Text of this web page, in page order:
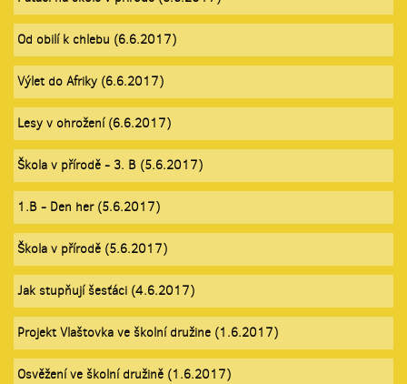
Od obilí k chlebu (6.6.2017)
Výlet do Afriky (6.6.2017)
Lesy v ohrožení (6.6.2017)
Škola v přírodě - 3. B (5.6.2017)
1.B - Den her (5.6.2017)
Škola v přírodě (5.6.2017)
Jak stupňují šesťáci (4.6.2017)
Projekt Vlaštovka ve školní družine (1.6.2017)
Osvěžení ve školní družině (1.6.2017)